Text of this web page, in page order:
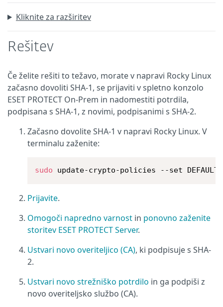
Kliknite za razširitev
Rešitev
Če želite rešiti to težavo, morate v napravi Rocky Linux
začasno dovoliti SHA-1, se prijaviti v spletno konzolo
ESET PROTECT On-Prem in nadomestiti potrdila,
podpisana s SHA-1, z novimi, podpisanimi s SHA-2.
Začasno dovolite SHA-1 v napravi Rocky Linux. V
terminalu zaženite:
sudo update-crypto-policies --set
Prijavite.
Omogoči napredno varnost in ponovno zaženite
storitev ESET PROTECT Server.
Ustvari novo overiteljico (CA), ki podpisuje s SHA-
2.
Ustvari novo strežniško potrdilo in ga podpiši z
novo overiteljsko službo (CA).